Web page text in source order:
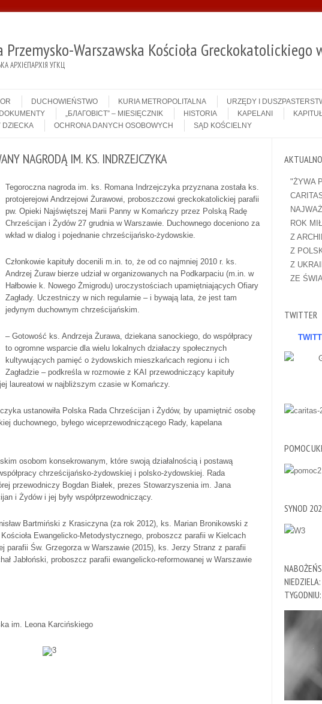
Warszawska Kościoła Greckokatolickiego
АРХІЄПАРХІЯ УГКЦ
DUCHOWIEŃSTWO KURIA METROPOLITALNA URZĘDY I
DOKUMENTY „БЛАГОВІСТ” – MIESIĘCZNIK HISTORIA KAPELANI
DZIECKA OCHRONA DANYCH OSOBOWYCH SĄD KOŚCIELNY
NAGRODĄ IM. KS. INDRZEJCZYKA
Tegoroczna nagroda im. ks. Romana Indrzejczyka przyznana została ks.
protojerejowi Andrzejowi Żurawowi, proboszczowi greckokatolickiej parafii
pw. Opieki Najświętszej Marii Panny w Komańczy przez Polską Radę
Chrześcijan i Żydów 27 grudnia w Warszawie. Duchownego doceniono za
wkład w dialog i pojednanie chrześcijańsko-żydowskie.
Członkowie kapituły docenili m.in. to, że od co najmniej 2010 r. ks.
Andrzej Żuraw bierze udział w organizowanych na Podkarpaciu (m.in. w
Hałbowie k. Nowego Żmigrodu) uroczystościach upamiętniających Ofiary
Zagłady. Uczestniczy w nich regularnie – i bywają lata, że jest tam
jedynym duchownym chrześcijańskim.
– Gotowość ks. Andrzeja Żurawa, dziekana sanockiego, do współpracy
to ogromne wsparcie dla wielu lokalnych działaczy społecznych
kultywujących pamięć o żydowskich mieszkańcach regionu i ich
Zagładzie – podkreśla w rozmowie z KAI przewodniczący kapituły
laureatowi w najbliższym czasie w Komańczy.
ustanowiła Polska Rada Chrześcijan i Żydów, by upamiętnić osobę
duchownego, byłego wiceprzewodniczącego Rady, kapelana
osobom konsekrowanym, które swoją działalnością i postawą
chrześcijańsko-żydowskiej i polsko-żydowskiej. Rada
przewodniczy Bogdan Białek, prezes Stowarzyszenia im. Jana
i Żydów i jej były współprzewodniczący.
Bartmiński z Krasiczyna (za rok 2012), ks. Marian Bronikowski z
Ewangelicko-Metodystycznego, proboszcz parafii w Kielcach
parafii Św. Grzegorza w Warszawie (2015), ks. Jerzy Stranz z parafii
Jabłoński, proboszcz parafii ewangelicko-reformowanej w Warszawie
im. Leona Karcińskiego
"ŻYWA
ROK
Z
Z
Z
ZE
TWITTER
POMOC
SYNOD